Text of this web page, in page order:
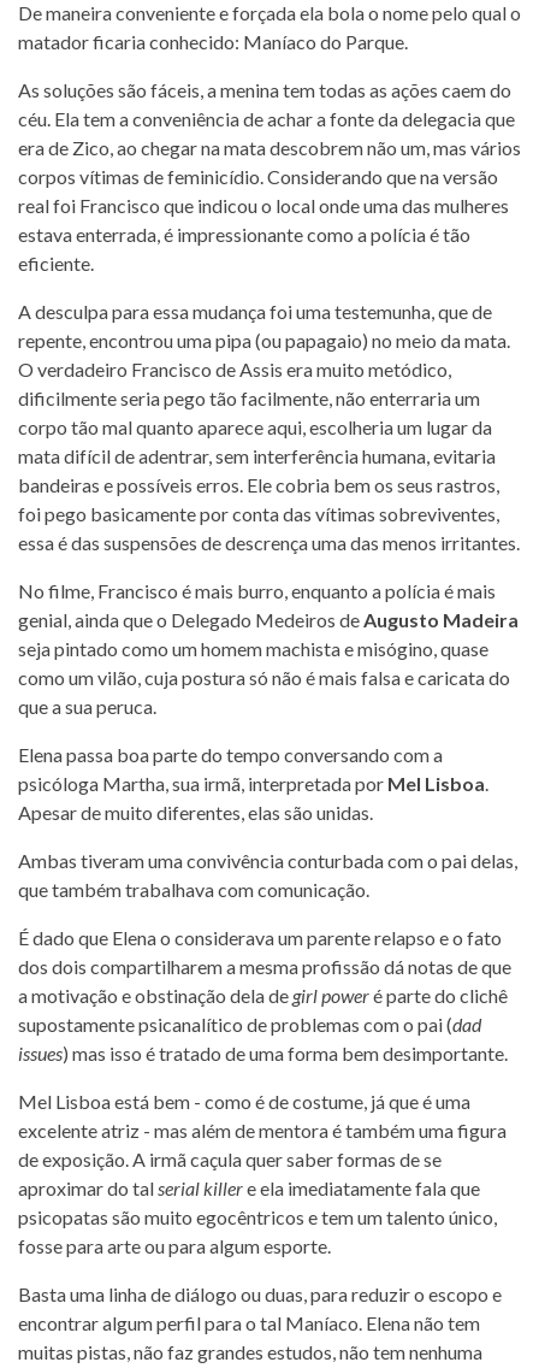
De maneira conveniente e forçada ela bola o nome pelo qual o
matador ficaria conhecido: Maníaco do Parque.
As soluções são fáceis, a menina tem todas as ações caem do
céu. Ela tem a conveniência de achar a fonte da delegacia que
era de Zico, ao chegar na mata descobrem não um, mas vários
corpos vítimas de feminicídio. Considerando que na versão
real foi Francisco que indicou o local onde uma das mulheres
estava enterrada, é impressionante como a polícia é tão
eficiente.
A desculpa para essa mudança foi uma testemunha, que de
repente, encontrou uma pipa (ou papagaio) no meio da mata.
O verdadeiro Francisco de Assis era muito metódico,
dificilmente seria pego tão facilmente, não enterraria um
corpo tão mal quanto aparece aqui, escolheria um lugar da
mata difícil de adentrar, sem interferência humana, evitaria
bandeiras e possíveis erros. Ele cobria bem os seus rastros,
foi pego basicamente por conta das vítimas sobreviventes,
essa é das suspensões de descrença uma das menos irritantes.
No filme, Francisco é mais burro, enquanto a polícia é mais
genial, ainda que o Delegado Medeiros deAugusto Madeira
seja pintado como um homem machista e misógino, quase
como um vilão, cuja postura só não é mais falsa e caricata do
que a sua peruca.
Elena passa boa parte do tempo conversando com a
psicóloga Martha, sua irmã, interpretada por Mel Lisboa.
Apesar de muito diferentes, elas são unidas.
Ambas tiveram uma convivência conturbada com o pai delas,
que também trabalhava com comunicação.
É dado que Elena o considerava um parente relapso e o fato
dos dois compartilharem a mesma profissão dá notas de que
a motivação e obstinação dela de girl poweré parte do clichê
supostamente psicanalítico de problemas com o pai (dad
issues) mas isso é tratado de uma forma bem desimportante.
Mel Lisboa está bem - como é de costume, já que é uma
excelente atriz - mas além de mentora é também uma figura
de exposição. A irmã caçula quer saber formas de se
aproximar do talserial killere ela imediatamente fala que
psicopatas são muito egocêntricos e tem um talento único,
fosse para arte ou para algum esporte.
Basta uma linha de diálogo ou duas, para reduzir o escopo e
encontrar algum perfil para o tal Maníaco. Elena não tem
muitas pistas, não faz grandes estudos, não tem nenhuma